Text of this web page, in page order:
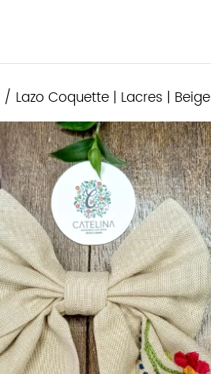
/ Lazo Coquette | Lacres | Beige